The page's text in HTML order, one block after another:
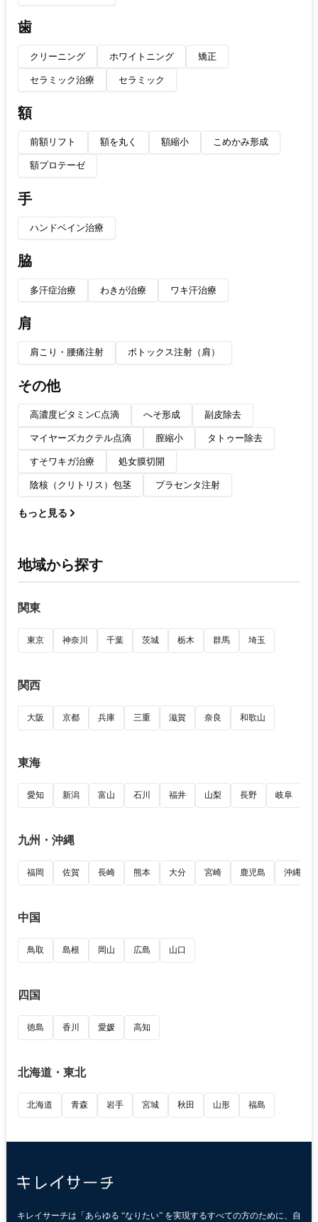
歯
クリーニング ホワイトニング 矯正
セラミック治療 セラミック
額
前額リフト 額を丸く 額縮小 こめかみ形成
額プロテーゼ
手
ハンドベイン治療
脇
多汗症治療 わきが治療 ワキ汗治療
肩
肩こり・腰痛注射 ボトックス注射（肩）
その他
高濃度ビタミンC点滴 へそ形成 副皮除去
マイヤーズカクテル点滴 膣縮小 タトゥー除去
すそワキガ治療 処女膜切開
陰核（クリトリス）包茎 プラセンタ注射
もっと見る
地域から探す
関東
東京 神奈川 千葉 茨城 栃木 群馬 埼玉
関西
大阪 京都 兵庫 三重 滋賀 奈良 和歌山
東海
愛知 新潟 富山 石川 福井 山梨 長野 岐阜
九州・沖縄
福岡 佐賀 長崎 熊本 大分 宮崎 鹿児島 沖縄
中国
鳥取 島根 岡山 広島 山口
四国
徳島 香川 愛媛 高知
北海道・東北
北海道 青森 岩手 宮城 秋田 山形 福島
キレイサーチは「あらゆる “なりたい” を実現するすべての方のために、自